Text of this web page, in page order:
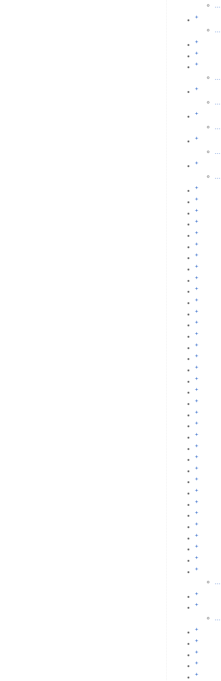
...
+
...
+
+
+
+
+
+
+
+
+
+
+
+
+
+
+
+
+
+
+
+
+
+
+
+
+
+
+
+
+
+
+
+
+
+
+
+
+
+
+
+
+
+
+
+
+
+
+
+
+